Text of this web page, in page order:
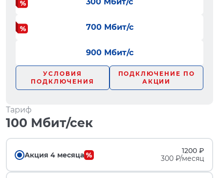
700 Мбит/с
900 Мбит/с
УСЛОВИЯ
ПОДКЛЮЧЕНИЯ
ПОДКЛЮЧЕНИЕ ПО
АКЦИИ
Тариф
100 Мбит/сек
Акция 4 месяца
1200 ₽
300 ₽/месяц